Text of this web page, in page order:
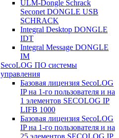
ULM-Dongle Schrack
Seconet DONGLE USB
SCHRACK
Integral Desktop DONGLE
IDT
Integral Message DONGLE
IM
SecoLOG ПО системы
управления
Базовая лицензия SecoLOG
IP на 1-го пользователя и на
1 элементов SECOLOG IP
LIFB 1000
Базовая лицензия SecoLOG
IP на 1-го пользователя и на
25 элементов SECOLOG IP